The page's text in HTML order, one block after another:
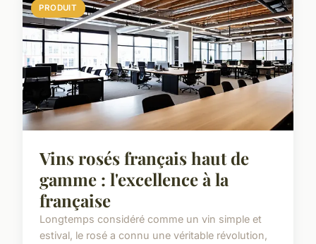
PRODUIT
Vins rosés français haut de
gamme : l'excellence à la
française
Longtemps considéré comme un vin simple et
estival, le rosé a connu une véritable révolution,